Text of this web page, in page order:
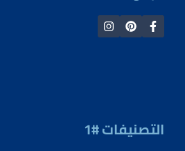
التصنيفات #1